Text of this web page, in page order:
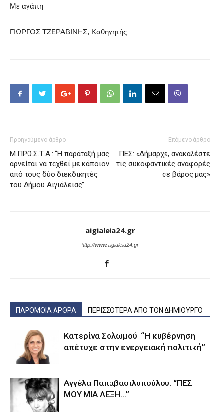
Με αγάπη
ΓΙΩΡΓΟΣ ΤΖΕΡΑΒΙΝΗΣ, Καθηγητής
Προηγούμενο άρθρο
Μ.ΠΡΟ.Σ.Τ.Α.: “Η παράταξή μας
αρνείται να ταχθεί με κάποιον
από τους δύο διεκδικητές
του Δήμου Αιγιάλειας”
Επόμενο άρθρο
ΠΕΣ: «Δήμαρχε, ανακαλέστε
τις συκοφαντικές αναφορές
σε βάρος μας»
aigialeia24.gr
http://www.aigialeia24.gr
ΠΑΡΟΜΟΙΑ ΑΡΘΡΑ ΠΕΡΙΣΣΟΤΕΡΑ ΑΠΟ ΤΟΝ ΔΗΜΙΟΥΡΓΟ
Κατερίνα Σολωμού: “Η κυβέρνηση
απέτυχε στην ενεργειακή πολιτική”
Αγγέλα Παπαβασιλοπούλου: “ΠΕΣ
ΜΟΥ ΜΙΑ ΛΕΞΗ…”